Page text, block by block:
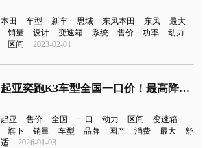
本田 车型 新车 思域 东风本田 东风
最大
销量
设计 变速箱 系统 售价 功率
动力
区间
2023-02-01
起亚奕跑K3车型全国一口价！最高降4.45万元
起亚 售价 全国 一口 动力 区间
变速箱
旗下
销量 车型 品牌 国产 消费 最大
舒
适
2026-01-03